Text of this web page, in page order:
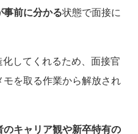
前に分かる状態で面接に
してくれるため、面接官
を取る作業から解放され
キャリア観や新卒特有の